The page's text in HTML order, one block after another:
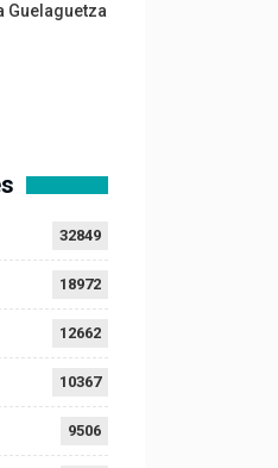
Guelaguetza
32849
18972
12662
10367
9506